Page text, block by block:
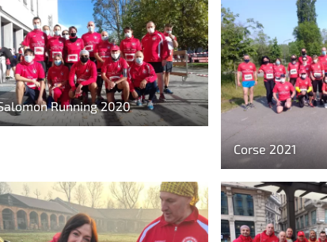
Running 2020
Corse 2021